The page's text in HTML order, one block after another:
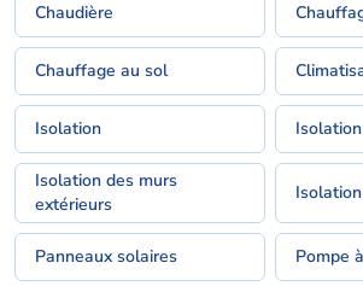
Chaudière
Chauffage au sol
Isolation
Isolation des murs
extérieurs
Panneaux solaires Pompe